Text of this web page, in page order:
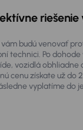
riešenie
vám budú venovať
technici. Po dohode
vozidlá obhliadne
cenu získate už do
vyplatíme do